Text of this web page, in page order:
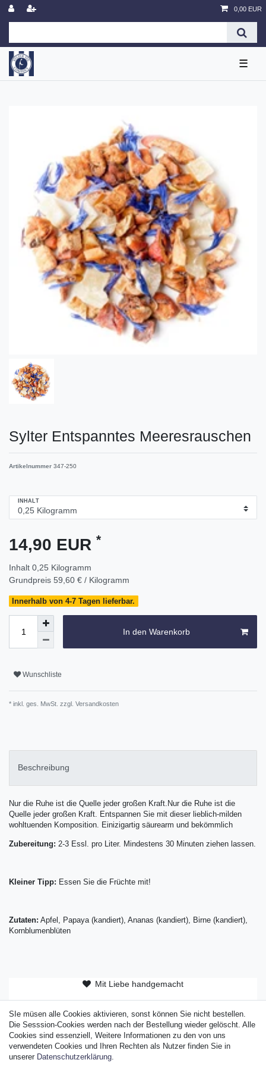
0,00 EUR
☰
Sylter Entspanntes Meeresrauschen
Artikelnummer 347-250
INHALT
14,90 EUR *
Inhalt 0,25 Kilogramm
Grundpreis 59,60 € / Kilogramm
Innerhalb von 4-7 Tagen lieferbar.
In den Warenkorb
Wunschliste
* inkl. ges. MwSt. zzgl. Versandkosten
Beschreibung
Nur die Ruhe ist die Quelle jeder großen Kraft.Nur die Ruhe ist die
Quelle jeder großen Kraft. Entspannen Sie mit dieser lieblich-milden
wohltuenden Komposition. Einizigartig säurearm und bekömmlich
Zubereitung: 2-3 Essl. pro Liter. Mindestens 30 Minuten ziehen lassen.
Kleiner Tipp: Essen Sie die Früchte mit!
Zutaten: Apfel, Papaya (kandiert), Ananas (kandiert), Birne (kandiert),
Kornblumenblüten
Mit Liebe handgemacht
Original Sylter Produkt
SIe müsen alle Cookies aktivieren, sonst können Sie nicht bestellen.
Die Sesssion-Cookies werden nach der Bestellung wieder gelöscht. Alle
Cookies sind essenziell, Weitere Informationen zu den von uns
verwendeten Cookies und Ihren Rechten als Nutzer finden Sie in
unserer Daten­schutz­erklärung.